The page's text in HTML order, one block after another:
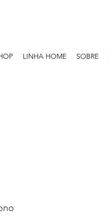
LINHA HOME SOBRE